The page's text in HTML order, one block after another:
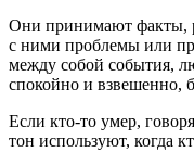
Они принимают факты,
с ними проблемы или
между собой события,
спокойно и взвешенно,
Если кто-то умер,
тон используют, когда